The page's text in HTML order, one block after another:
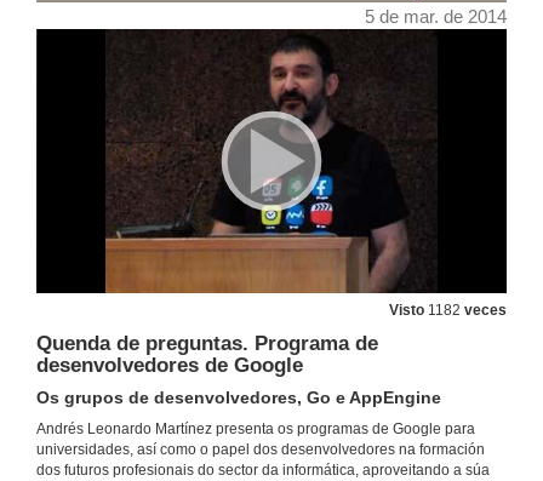
5 de mar. de 2014
Visto 1182 veces
Quenda de preguntas. Programa de
desenvolvedores de Google
Os grupos de desenvolvedores, Go e AppEngine
Andrés Leonardo Martínez presenta os programas de Google para
universidades, así como o papel dos desenvolvedores na formación
dos futuros profesionais do sector da informática, aproveitando a súa